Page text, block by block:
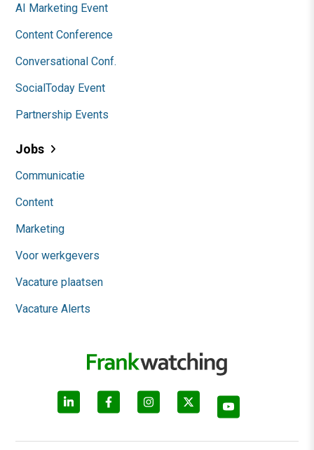
AI Marketing Event
Content Conference
Conversational Conf.
SocialToday Event
Partnership Events
Jobs
Communicatie
Content
Marketing
Voor werkgevers
Vacature plaatsen
Vacature Alerts